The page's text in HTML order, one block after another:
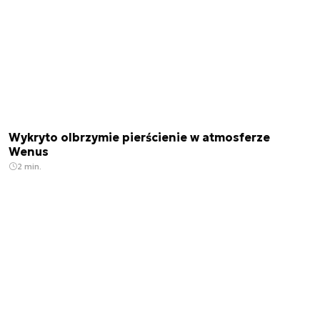
Wykryto olbrzymie pierścienie w atmosferze
Wenus
2 min.